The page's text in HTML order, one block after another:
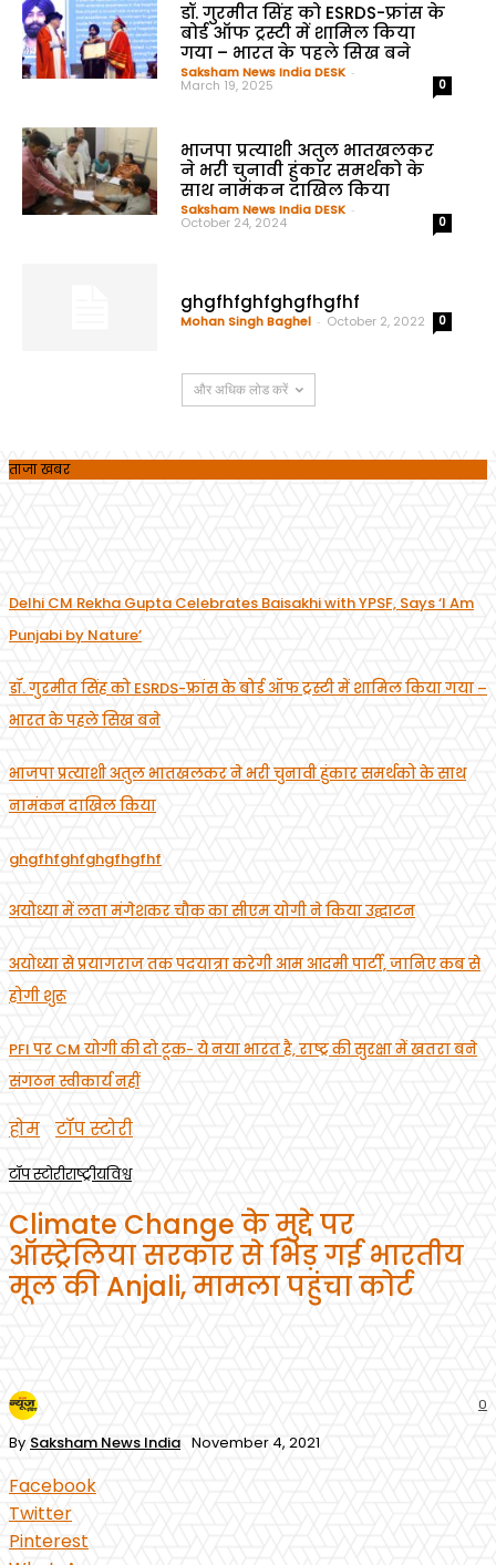
डॉ. गुरमीत सिंह को ESRDS-फ्रांस के
बोर्ड ऑफ ट्रस्टी में शामिल किया
गया – भारत के पहले सिख बने
Saksham News India DESK -
March 19, 2025 0
भाजपा प्रत्याशी अतुल भातखलकर
ने भरी चुनावी हुंकार समर्थको के
साथ नामंकन दाखिल किया
Saksham News India DESK -
October 24, 2024 0
ghgfhfghfghgfhgfhf
Mohan Singh Baghel - October 2, 2022 0
और अधिक लोड करें